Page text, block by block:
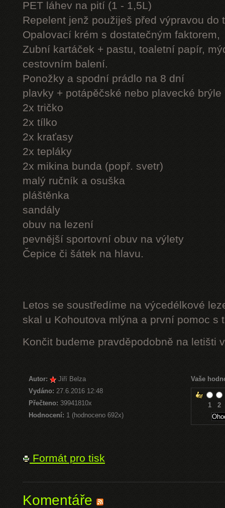
PET láhev na pití (1 - 1,5L)
Repelent jenž použiješ před výpravou do
Opalovací krém s dostatečným faktorem,
Zubní kartáček + pastu, toaletní papír,
cestovním balení.
Ponožky a spodní prádlo na 8 dní
plavky + potápěčské nebo plavecké brýle
2x tričko
2x tílko
2x kraťasy
2x tepláky
2x mikina bunda (popř. svetr)
malý ručník a osuška
pláštěnka
sandály
obuv na lezení
pevnější sportovní obuv na výlety
Čepice či šátek na hlavu.
Letos se soustředíme na výcedélkové
skal u Kohoutova mlýna a první pomoc s
Končit budeme pravděpodobně na letišti
Autor:
Jiří Belza
Vydáno: 27.6.2016 12:48
Přečteno:39941810x
Hodnocení: 1 (hodnoceno 692x)
Vaše
1 2
Formát pro tisk
Komentáře